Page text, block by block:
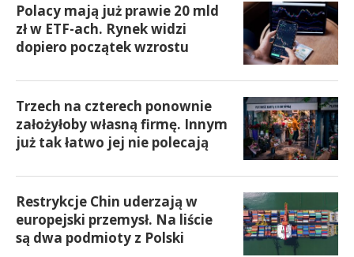
Polacy mają już prawie 20 mld
zł w ETF-ach. Rynek widzi
dopiero początek wzrostu
Trzech na czterech ponownie
założyłoby własną firmę. Innym
już tak łatwo jej nie polecają
Restrykcje Chin uderzają w
europejski przemysł. Na liście
są dwa podmioty z Polski